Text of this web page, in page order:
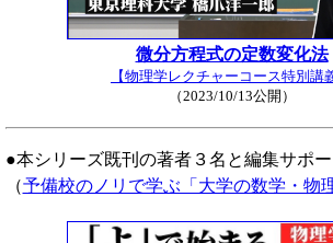
微分方程式の定数変化法
【物理学レクチャーコース特別講
（2023/10/13公開）
●本シリーズ既刊の著者３名と編集サポ
（予備校のノリで学ぶ「大学の数学・物